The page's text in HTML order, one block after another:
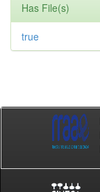
Has File(s)
true